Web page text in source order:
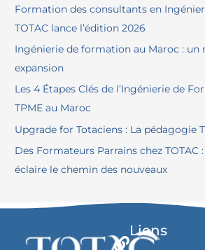
r
:
Formation des consultants en
TOTAC lance l’édition 2026
Ingénierie de formation au Maroc : un
expansion
Les 4 Étapes Clés de l’Ingénierie de
TPME au Maroc
Upgrade for Totaciens : La pédagogie
Des Formateurs Parrains chez TOTAC
éclaire le chemin des nouveaux
Liens